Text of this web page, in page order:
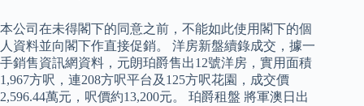
本公司在未得閣下的同意之前，不能如此使用閣下的個
人資料並向閣下作直接促銷。 洋房新盤續錄成交，據一
手銷售資訊網資料，元朗珀爵售出12號洋房，實用面積
1,967方呎，連208方呎平台及125方呎花園，成交價
2,596.44萬元，呎價約13,200元。 珀爵租盤 將軍澳日出